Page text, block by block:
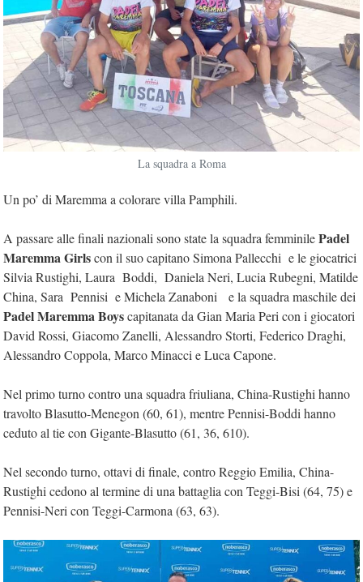
La squadra a Roma
Un po’ di Maremma a colorare villa Pamphili.
A passare alle finali nazionali sono state la squadra femminilePadel
Maremma Girlscon il suo capitano Simona Pallecchi e le giocatrici
Silvia Rustighi, Laura Boddi, Daniela Neri, Lucia Rubegni, Matilde
China, Sara Pennisi e Michela Zanaboni e la squadra maschile dei
Padel Maremma Boyscapitanata da Gian Maria Peri con i giocatori
David Rossi, Giacomo Zanelli, Alessandro Storti, Federico Draghi,
Alessandro Coppola, Marco Minacci e Luca Capone.
Nel primo turno contro una squadra friuliana, China-Rustighi hanno
travolto Blasutto-Menegon (60, 61), mentre Pennisi-Boddi hanno
ceduto al tie con Gigante-Blasutto (61, 36, 610).
Nel secondo turno, ottavi di finale, contro Reggio Emilia, China-
Rustighi cedono al termine di una battaglia con Teggi-Bisi (64, 75) e
Pennisi-Neri con Teggi-Carmona (63, 63).